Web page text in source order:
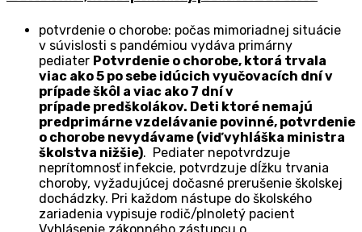
potvrdenie o chorobe: počas mimoriadnej situácie
v súvislosti s pandémiou vydáva primárny
pediater Potvrdenie o chorobe, ktorá trvala
viac ako 5 po sebe idúcich vyučovacích dní v
prípade škôl a viac ako 7 dní v
prípade predškolákov. Deti ktoré nemajú
predprimárne vzdelávanie povinné, potvrdenie
o chorobe nevydávame (viď vyhláška ministra
školstva nižšie). Pediater nepotvrdzuje
neprítomnosť infekcie, potvrdzuje dĺžku trvania
choroby, vyžadujúcej dočasné prerušenie školskej
dochádzky. Pri každom nástupe do školského
zariadenia vypisuje rodič/plnoletý pacient